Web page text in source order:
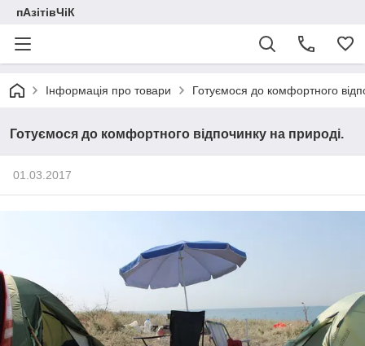
пАзітівЧіК
Інформація про товари Готуємося до комфортного
Готуємося до комфортного відпочинку на природі.
01.03.2017